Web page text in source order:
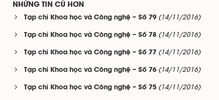
NHỮNG TIN CŨ HƠN
Tạp chí Khoa học và Công nghệ – Số 79 (14/11/2016)
Tạp chí Khoa học và Công nghệ – Số 78 (14/11/2016)
Tạp chí Khoa học và Công nghệ – Số 77 (14/11/2016)
Tạp chí Khoa học và Công nghệ – Số 76 (14/11/2016)
Tạp chí Khoa học và Công nghệ – Số 75 (14/11/2016)